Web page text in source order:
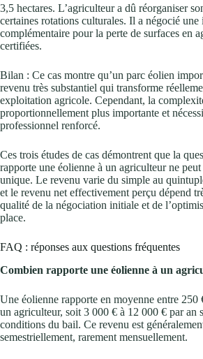
3,5 hectares. L’agriculteur a dû réorganiser
certaines rotations culturales. Il a négocié une
complémentaire pour la perte de surfaces en
certifiées.
Bilan : Ce cas montre qu’un parc éolien
revenu très substantiel qui transforme
exploitation agricole. Cependant, la
proportionnellement plus importante et
professionnel renforcé.
Ces trois études de cas démontrent que la
rapporte une éolienne à un agriculteur ne
unique. Le revenu varie du simple au
et le revenu net effectivement perçu dépend
qualité de la négociation initiale et de
place.
FAQ : réponses aux questions fréquentes
Combien rapporte une éolienne à un
Une éolienne rapporte en moyenne entre 250
un agriculteur, soit 3 000 € à 12 000 € par an
conditions du bail. Ce revenu est
semestriellement, rarement mensuellement.